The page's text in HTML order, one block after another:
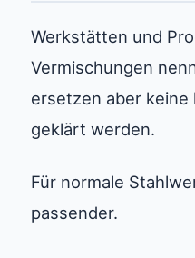
Werkstätten und
Vermischungen
ersetzen aber
geklärt werden.
Für normale
passender.